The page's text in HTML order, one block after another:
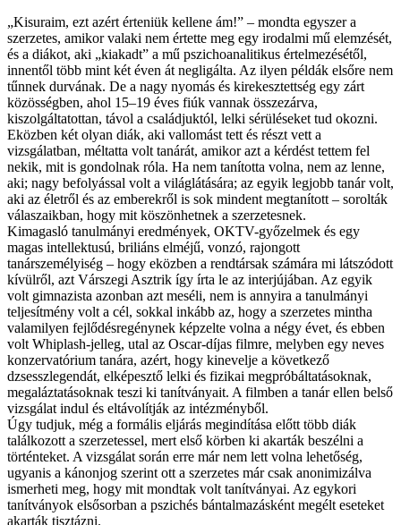
„Kisuraim, ezt azért érteniük kellene ám!” – mondta egyszer a
szerzetes, amikor valaki nem értette meg egy irodalmi mű elemzését,
és a diákot, aki „kiakadt” a mű pszichoanalitikus értelmezésétől,
innentől több mint két éven át negligálta. Az ilyen példák elsőre nem
tűnnek durvának. De a nagy nyomás és kirekesztettség egy zárt
közösségben, ahol 15–19 éves fiúk vannak összezárva,
kiszolgáltatottan, távol a családjuktól, lelki sérüléseket tud okozni.
Eközben két olyan diák, aki vallomást tett és részt vett a
vizsgálatban, méltatta volt tanárát, amikor azt a kérdést tettem fel
nekik, mit is gondolnak róla. Ha nem tanította volna, nem az lenne,
aki; nagy befolyással volt a világlátására; az egyik legjobb tanár volt,
aki az életről és az emberekről is sok mindent megtanított – sorolták
válaszaikban, hogy mit köszönhetnek a szerzetesnek.
Kimagasló tanulmányi eredmények, OKTV-győzelmek és egy
magas intellektusú, briliáns elméjű, vonzó, rajongott
tanárszemélyiség – hogy eközben a rendtársak számára mi látszódott
kívülről, azt Várszegi Asztrik így írta le az interjújában. Az egyik
volt gimnazista azonban azt meséli, nem is annyira a tanulmányi
teljesítmény volt a cél, sokkal inkább az, hogy a szerzetes mintha
valamilyen fejlődésregénynek képzelte volna a négy évet, és ebben
volt Whiplash-jelleg, utal az Oscar-díjas filmre, melyben egy neves
konzervatórium tanára, azért, hogy kinevelje a következő
dzsesszlegendát, elképesztő lelki és fizikai megpróbáltatásoknak,
megaláztatásoknak teszi ki tanítványait. A filmben a tanár ellen belső
vizsgálat indul és eltávolítják az intézményből.
Úgy tudjuk, még a formális eljárás megindítása előtt több diák
találkozott a szerzetessel, mert első körben ki akarták beszélni a
történteket. A vizsgálat során erre már nem lett volna lehetőség,
ugyanis a kánonjog szerint ott a szerzetes már csak anonimizálva
ismerheti meg, hogy mit mondtak volt tanítványai. Az egykori
tanítványok elsősorban a pszichés bántalmazásként megélt eseteket
akarták tisztázni.